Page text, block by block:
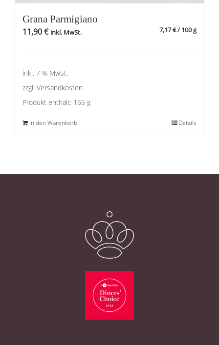
Grana Parmigiano
11,90€ inkl. MwSt. 7,17€/ 100g
inkl. 7 % MwSt.
zzgl. Versandkosten
Produkt enthält: 166 g
In den Warenkorb Details